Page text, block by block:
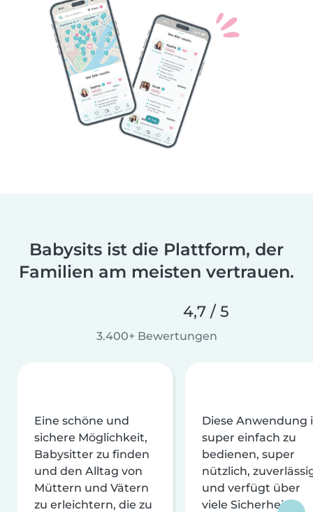
Babysits ist die Plattform, der
Familien am meisten vertrauen.
4,7 / 5
3.400+ Bewertungen
Eine schöne und
sichere Möglichkeit,
Babysitter zu finden
und den Alltag von
Müttern und Vätern
zu erleichtern, die zu
Diese Anwendung
super einfach zu
bedienen, super
nützlich,
und verfügt über
viele Sicherheits-